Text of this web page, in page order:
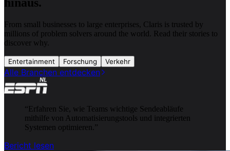
From small businesses to large enterprises, Claris is trusted by
millions of problem solvers around the world. Read their stories to
discover why.
Entertainment Forschung Verkehr
Alle Branchen entdecken
“Erfahren Sie, wie Teams wichtige Sendeabläufe
mithilfe von Automatisierungstools und integrierten
Systemen optimieren. ”
Bericht lesen